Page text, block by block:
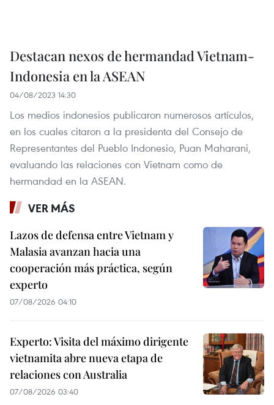
Destacan nexos de hermandad Vietnam-
Indonesia en la ASEAN
04/08/2023 14:30
Los medios indonesios publicaron numerosos artículos,
en los cuales citaron a la presidenta del Consejo de
Representantes del Pueblo Indonesio, Puan Maharani,
evaluando las relaciones con Vietnam como de
hermandad en la ASEAN.
VER MÁS
Lazos de defensa entre Vietnam y
Malasia avanzan hacia una
cooperación más práctica, según
experto
07/08/2026 04:10
Experto: Visita del máximo dirigente
vietnamita abre nueva etapa de
relaciones con Australia
07/08/2026 03:40